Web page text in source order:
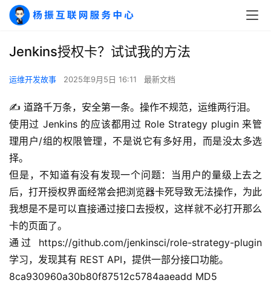
Jenkins授权卡？试试我的方法
运维开发故事 2025年9月5日 16:11 最新文档
✍ 道路千万条，安全第一条。操作不规范，运维两行泪。
使用过 Jenkins 的应该都用过 Role Strategy plugin 来管
理用户/组的权限管理，不是说它有多好用，而是没太多选
择。
但是，不知道有没有发现一个问题：当用户的量级上去之
后，打开授权界面经常会把浏览器卡死导致无法操作，为此
我想是不是可以直接通过接口去授权，这样就不必打开那么
卡的页面了。
通过 https://github.com/jenkinsci/role-strategy-plugin
学习，发现其有 REST API，提供一部分接口功能。
8ca930960a30b80f87512c5784aaeadd MD5